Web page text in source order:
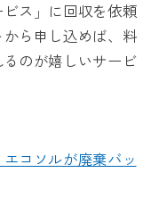
ス」に回収を依頼
ら申し込めば、料
のが嬉しいサービ
コソルが廃棄バッ